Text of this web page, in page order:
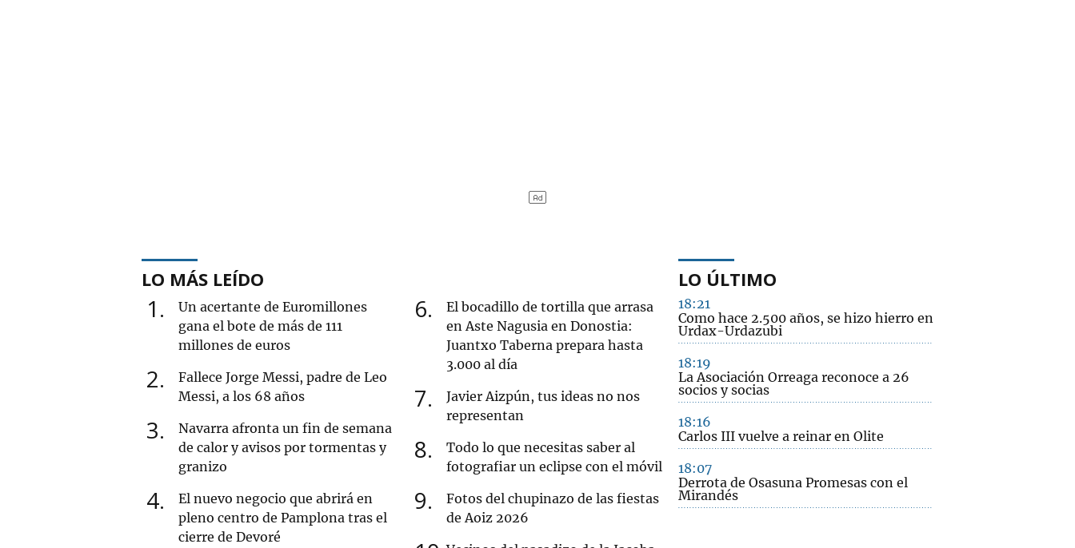
LO MÁS LEÍDO
1
Un acertante de Euromillones
gana el bote de más de 111
millones de euros
2
Fallece Jorge Messi, padre de Leo
Messi, a los 68 años
3
Navarra afronta un fin de semana
de calor y avisos por tormentas y
granizo
4
El nuevo negocio que abrirá en
pleno centro de Pamplona tras el
cierre de Devoré
6
El bocadillo de tortilla que arrasa
en Aste Nagusia en Donostia:
Juantxo Taberna prepara hasta
3.000 al día
7
Javier Aizpún, tus ideas no nos
representan
8
Todo lo que necesitas saber al
fotografiar un eclipse con el móvil
9
Fotos del chupinazo de las fiestas
de Aoiz 2026
LO ÚLTIMO
18:21
Como hace 2.500 años, se hizo hierro en
Urdax-Urdazubi
18:19
La Asociación Orreaga reconoce a 26
socios y socias
18:16
Carlos III vuelve a reinar en Olite
18:07
Derrota de Osasuna Promesas con el
Mirandés